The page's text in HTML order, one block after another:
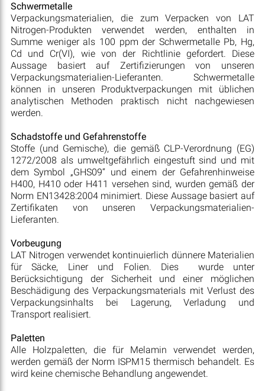
Schwermetalle
Verpackungsmaterialien, die zum Verpacken von LAT
Nitrogen-Produkten verwendet werden, enthalten in
Summe weniger als 100 ppm der Schwermetalle Pb, Hg,
Cd und Cr(VI), wie von der Richtlinie gefordert. Diese
Aussage basiert auf Zertifizierungen von unseren
Verpackungsmaterialien-Lieferanten. Schwermetalle
können in unseren Produktverpackungen mit üblichen
analytischen Methoden praktisch nicht nachgewiesen
werden.
Schadstoffe und Gefahrenstoffe
Stoffe (und Gemische), die gemäß CLP-Verordnung (EG)
1272/2008 als umweltgefährlich eingestuft sind und mit
dem Symbol „GHS09“ und einem der Gefahrenhinweise
H400, H410 oder H411 versehen sind, wurden gemäß der
Norm EN13428:2004 minimiert. Diese Aussage basiert auf
Zertifikaten von unseren Verpackungsmaterialien-
Lieferanten.
Vorbeugung
LAT Nitrogen verwendet kontinuierlich dünnere Materialien
für Säcke, Liner und Folien. Dies wurde unter
Berücksichtigung der Sicherheit und einer möglichen
Beschädigung des Verpackungsmaterials mit Verlust des
Verpackungsinhalts bei Lagerung, Verladung und
Transport realisiert.
Paletten
Alle Holzpaletten, die für Melamin verwendet werden,
werden gemäß der Norm ISPM15 thermisch behandelt. Es
wird keine chemische Behandlung angewendet.